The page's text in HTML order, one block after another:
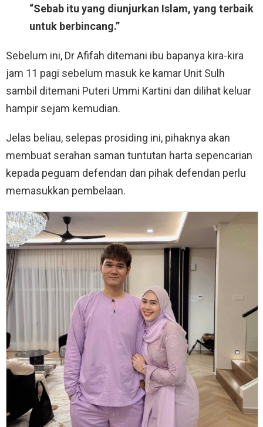
“Sebab itu yang diunjurkan Islam, yang terbaik
untuk berbincang.”
Sebelum ini, Dr Afifah ditemani ibu bapanya kira-kira
jam 11 pagi sebelum masuk ke kamar Unit Sulh
sambil ditemani Puteri Ummi Kartini dan dilihat keluar
hampir sejam kemudian.
Jelas beliau, selepas prosiding ini, pihaknya akan
membuat serahan saman tuntutan harta sepencarian
kepada peguam defendan dan pihak defendan perlu
memasukkan pembelaan.